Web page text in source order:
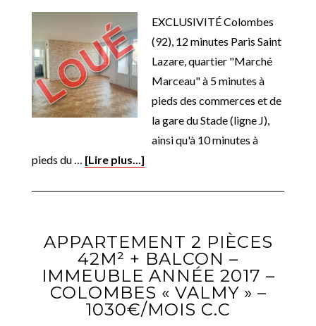
EXCLUSIVITÉ Colombes
(92), 12 minutes Paris Saint
Lazare, quartier "Marché
Marceau" à 5 minutes à
pieds des commerces et de
la gare du Stade (ligne J),
ainsi qu'à 10 minutes à
pieds du … [Lire plus...]
APPARTEMENT 2 PIÈCES
42M² + BALCON –
IMMEUBLE ANNÉE 2017 –
COLOMBES « VALMY » –
1030€/MOIS C.C